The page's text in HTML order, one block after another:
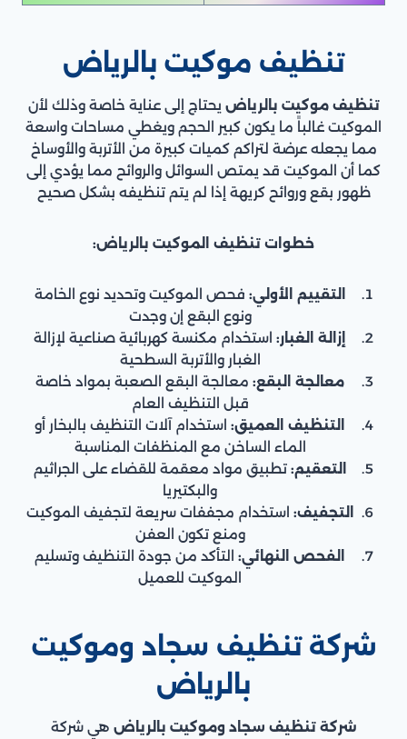
تنظيف موكيت بالرياض
تنظيف موكيت بالرياض يحتاج إلى عناية خاصة وذلك لأن
الموكيت غالباً ما يكون كبير الحجم ويغطي مساحات واسعة
مما يجعله عرضة لتراكم كميات كبيرة من الأتربة والأوساخ
كما أن الموكيت قد يمتص السوائل والروائح مما يؤدي إلى
ظهور بقع وروائح كريهة إذا لم يتم تنظيفه بشكل صحيح
خطوات تنظيف الموكيت بالرياض:
التقييم الأولي: فحص الموكيت وتحديد نوع الخامة
ونوع البقع إن وجدت
إزالة الغبار: استخدام مكنسة كهربائية صناعية لإزالة
الغبار والأتربة السطحية
معالجة البقع: معالجة البقع الصعبة بمواد خاصة
قبل التنظيف العام
التنظيف العميق: استخدام آلات التنظيف بالبخار أو
الماء الساخن مع المنظفات المناسبة
التعقيم: تطبيق مواد معقمة للقضاء على الجراثيم
والبكتيريا
التجفيف: استخدام مجففات سريعة لتجفيف الموكيت
ومنع تكون العفن
الفحص النهائي: التأكد من جودة التنظيف وتسليم
الموكيت للعميل
شركة تنظيف سجاد وموكيت
بالرياض
شركة تنظيف سجاد وموكيت بالرياض هي شركة